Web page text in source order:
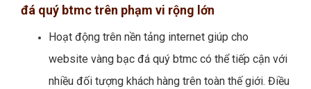
đá quý btmc trên phạm vi rộng lớn
Hoạt động trên nền tảng internet giúp cho
website vàng bạc đá quý btmc có thể tiếp cận với
nhiều đối tượng khách hàng trên toàn thế giới. Điều